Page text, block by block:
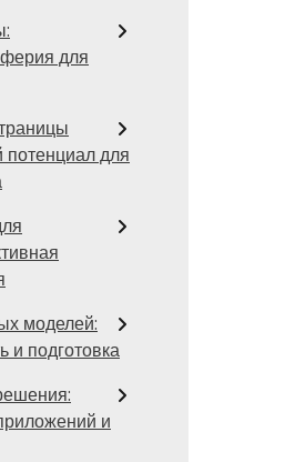
для
потенциал для
моделей:
и подготовка
и